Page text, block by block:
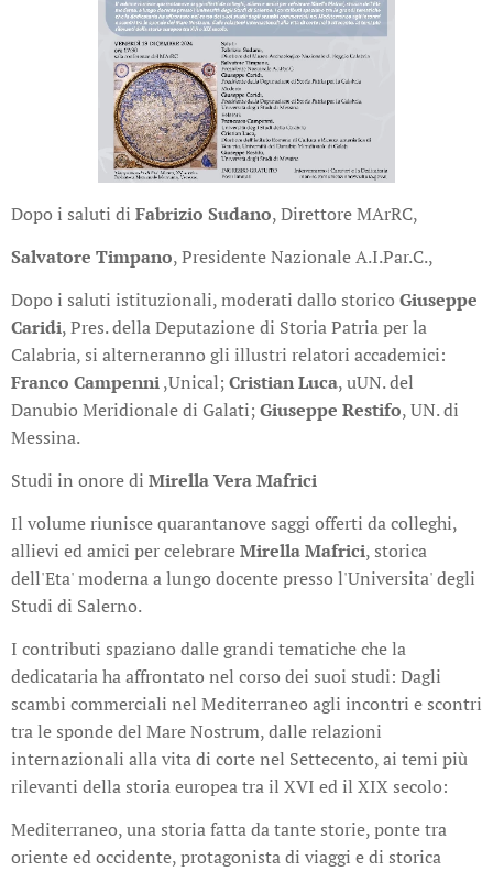
Dopo i saluti di Fabrizio Sudano, Direttore MArRC,
Salvatore Timpano, Presidente Nazionale A.I.Par.C.,
Dopo i saluti istituzionali, moderati dallo storico Giuseppe
Caridi, Pres. della Deputazione di Storia Patria per la
Calabria, si alterneranno gli illustri relatori accademici:
Franco Campenni,Unical;Cristian Luca, uUN. del
Danubio Meridionale di Galati;Giuseppe Restifo, UN. di
Messina.
Studi in onore di Mirella Vera Mafrici
Il volume riunisce quarantanove saggi offerti da colleghi,
allievi ed amici per celebrareMirella Mafrici, storica
dell'Eta' moderna a lungo docente presso l'Universita' degli
Studi di Salerno.
I contributi spaziano dalle grandi tematiche che la
dedicataria ha affrontato nel corso dei suoi studi: Dagli
scambi commerciali nel Mediterraneo agli incontri e scontri
tra le sponde del Mare Nostrum, dalle relazioni
internazionali alla vita di corte nel Settecento, ai temi più
rilevanti della storia europea tra il XVI ed il XIX secolo:
Mediterraneo, una storia fatta da tante storie, ponte tra
oriente ed occidente, protagonista di viaggi e di storica